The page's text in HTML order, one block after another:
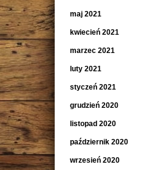
maj 2021
kwiecień 2021
marzec 2021
luty 2021
styczeń 2021
grudzień 2020
listopad 2020
październik 2020
wrzesień 2020